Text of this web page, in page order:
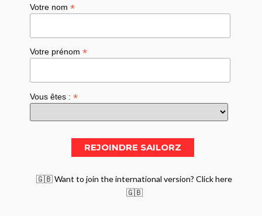
Votre nom*
Votre prénom*
Vous êtes :*
🇬🇧 Want to join the international version? Click here
🇬🇧